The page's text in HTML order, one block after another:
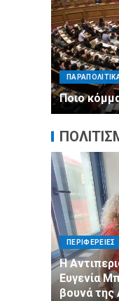
στη Βουλή;
ΣΥΛΛΟΓΟΙ - ΕΝΩΣΕΙΣ
στα πυρόπληκτα
η ζημιά,